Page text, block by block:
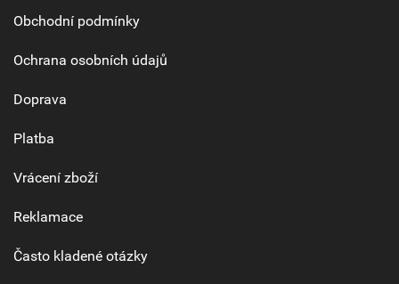
Obchodní podmínky
Ochrana osobních údajů
Doprava
Platba
Vrácení zboží
Reklamace
Často kladené otázky